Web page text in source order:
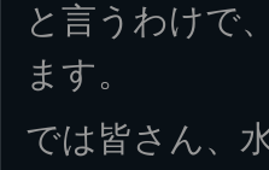
と言うわけで
ます。
では皆さん、